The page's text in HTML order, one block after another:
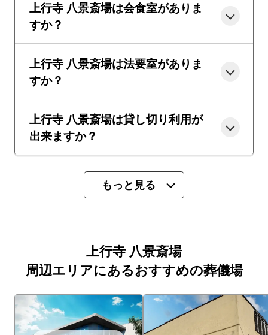
上行寺 八景斎場は会食室がありま
すか？
上行寺 八景斎場は法要室がありま
すか？
上行寺 八景斎場は貸し切り利用が
出来ますか？
もっと見る
上行寺 八景斎場
周辺エリアにあるおすすめの葬儀場